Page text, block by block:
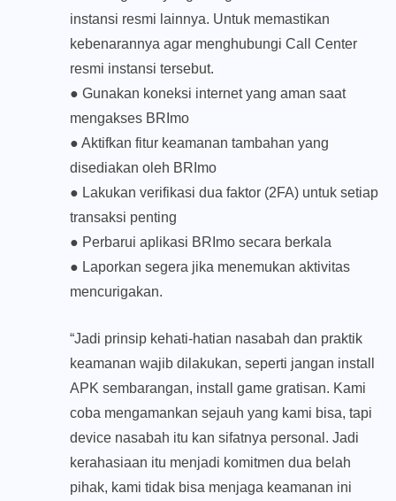
instansi resmi lainnya. Untuk memastikan
kebenarannya agar menghubungi Call Center
resmi instansi tersebut.
● Gunakan koneksi internet yang aman saat
mengakses BRImo
● Aktifkan fitur keamanan tambahan yang
disediakan oleh BRImo
● Lakukan verifikasi dua faktor (2FA) untuk setiap
transaksi penting
● Perbarui aplikasi BRImo secara berkala
● Laporkan segera jika menemukan aktivitas
mencurigakan.
“Jadi prinsip kehati-hatian nasabah dan praktik
keamanan wajib dilakukan, seperti jangan install
APK sembarangan, install game gratisan. Kami
coba mengamankan sejauh yang kami bisa, tapi
device nasabah itu kan sifatnya personal. Jadi
kerahasiaan itu menjadi komitmen dua belah
pihak, kami tidak bisa menjaga keamanan ini